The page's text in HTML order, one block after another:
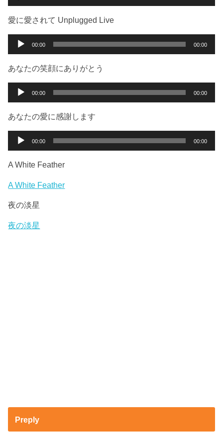
ー
プ
ー
愛に愛されて Unplugged Live
プ
レ
ー
00:00 00:00
あなたの笑顔にありがとう
プ
レ
ー
00:00 00:00
あなたの愛に感謝します
プ
ー
ー
00:00 00:00
A White Feather
A White Feather
夜の淡星
夜の淡星
Preply